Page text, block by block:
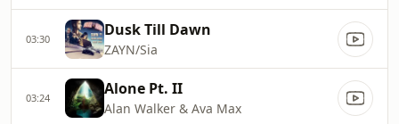
03:30 Dusk Till Dawn
ZAYN/Sia
03:24 Alone Pt. II
Alan Walker & Ava Max